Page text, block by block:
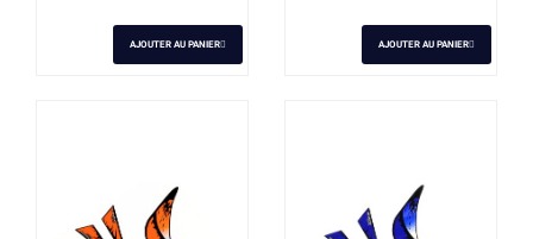
AJOUTER AU PANIER AJOUTER AU PANIER